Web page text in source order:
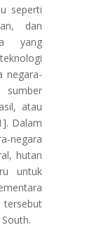
seperti
dan
yang
negara-
sumber
atau
Dalam
negara
hutan
untuk